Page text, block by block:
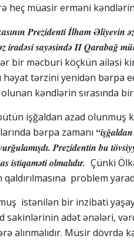
heç müasir erməni
Prezidenti İlham Əliyevin
iradəsi sayəsində II Qarabağ
bir məcburi köçkün ailəsi
həyat tərzini yenidən bərpa
kəndlərin sırasında
işğaldan azad olunmuş
bərpa zamanı
Prezidentin bu
istiqaməti olmalıdır. Çünki
problem
istənilən bir inzibati
sakinlərinin adət ənələri,
alınmalıdır. Müsir dövrdə